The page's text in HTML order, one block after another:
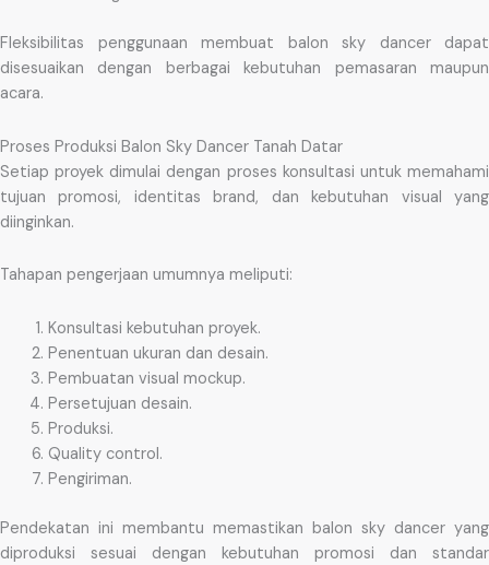
Fleksibilitas penggunaan membuat balon sky dancer dapat
disesuaikan dengan berbagai kebutuhan pemasaran maupun
acara.
Proses Produksi Balon Sky Dancer Tanah Datar
Setiap proyek dimulai dengan proses konsultasi untuk memahami
tujuan promosi, identitas brand, dan kebutuhan visual yang
diinginkan.
Tahapan pengerjaan umumnya meliputi:
Konsultasi kebutuhan proyek.
Penentuan ukuran dan desain.
Pembuatan visual mockup.
Persetujuan desain.
Produksi.
Quality control.
Pengiriman.
Pendekatan ini membantu memastikan balon sky dancer yang
diproduksi sesuai dengan kebutuhan promosi dan standar